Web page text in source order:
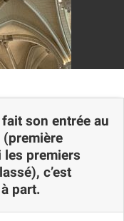
son entrée au
les premiers
c’est
part.